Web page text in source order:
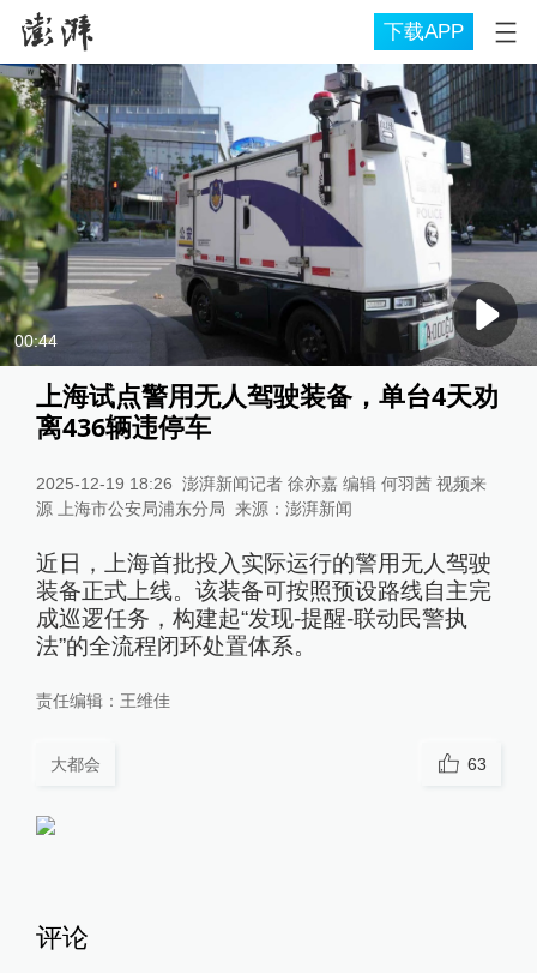
下载APP
00:44
上海试点警用无人驾驶装备，单台4天劝
离436辆违停车
2025-12-19 18:26 澎湃新闻记者 徐亦嘉 编辑 何羽茜 视频来
源 上海市公安局浦东分局 来源： 澎湃新闻
近日，上海首批投入实际运行的警用无人驾驶
装备正式上线。该装备可按照预设路线自主完
成巡逻任务，构建起“发现-提醒-联动民警执
法”的全流程闭环处置体系。
责任编辑： 王维佳
大都会 63
评论